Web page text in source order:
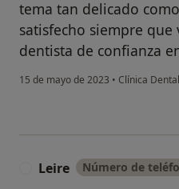
tema tan delicado
satisfecho siempre que
dentista de confianza
15 de mayo de 2023 • Clínica
Leire Número de